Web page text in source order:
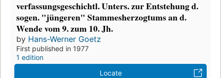
verfassungsgeschichtl. Unters. zur Entstehung d.
sogen. "jüngeren" Stammesherzogtums an d.
Wende vom 9. zum 10. Jh.
by Hans-Werner Goetz
First published in 1977
1 edition
Locate